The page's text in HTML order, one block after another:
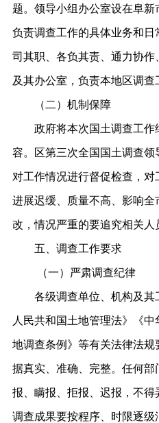
题。领导小组办公室设在阜新
负责调查工作的具体业务和
司其职、各负其责、通力协作
及其办公室，负责本地区调查
（二） 机制保障
政府将本次国土调查工作
容。 区第三次全国 国土调查领
对工作情况进行督促检查，对
进展迟缓、质量不高、影响
改，情况严重的要追究相关人
五、调查工作要求
（一）严肃调查纪律
各级调查单位、机构及
人民共和国土地管理法》《
地调查条例》等有关法律法
据真实、准确、完整。任何
报、瞒报、拒报、迟报，不得
调查成果要按程序、时限逐